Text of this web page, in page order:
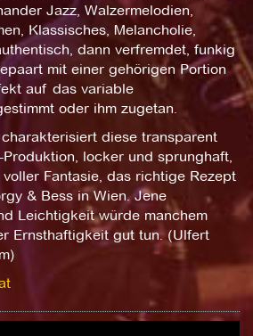
Jazz, Walzermelodien,
Klassisches, Melancholie,
dann verfremdet, funkig
mit einer gehörigen Portion
auf das variable
oder ihm zugetan.
diese transparent
locker und sprunghaft,
Fantasie, das richtige Rezept
& Bess in Wien. Jene
Leichtigkeit würde manchem
Ernsthaftigkeit gut tun. (Ulfert